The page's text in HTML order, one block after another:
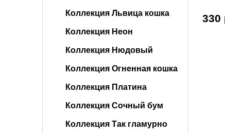
Коллекция Львица кошка
Коллекция Неон
Коллекция Нюдовый
Коллекция Огненная кошка
Коллекция Платина
Коллекция Сочный бум
Коллекция Так гламурно
330